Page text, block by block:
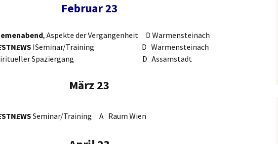
9. Grundannahmenebene
Februar 23
, Aspekte der Vergangenheit D Warmensteinach
STNEWS ISeminar/Training D Warmensteinach
Spaziergang D Assamstadt
März 23
STNEWSSeminar/Training A Raum Wien